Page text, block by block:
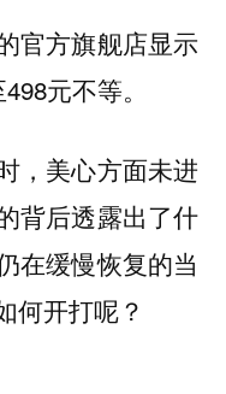
官方旗舰店显示
元不等。
，美心方面未进
背后透露出了什
在缓慢恢复的当
何开打呢？